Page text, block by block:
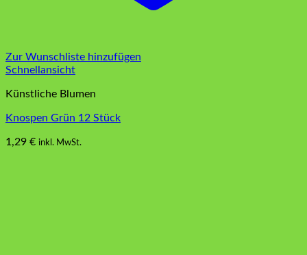
Zur Wunschliste hinzufügen
Schnellansicht
Künstliche Blumen
Knospen Grün 12 Stück
1,29 € inkl. MwSt.